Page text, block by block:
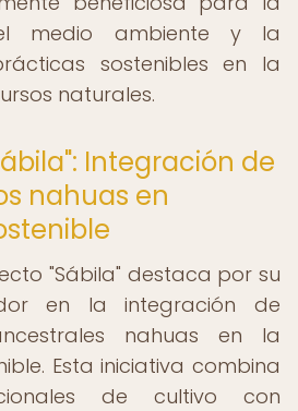
medio ambiente y la
sostenibles en la
naturales.
Integración de
nahuas en
"Sábila" destaca por su
en la integración de
nahuas en la
Esta iniciativa combina
de cultivo con